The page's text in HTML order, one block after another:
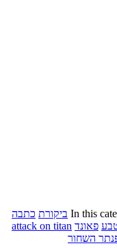
In this ביקורת כתבה
פאונד attack on titan
השחור